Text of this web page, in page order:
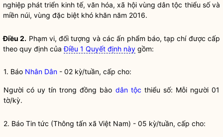
nghiệp phát triển kinh tế, văn hóa, xã hội vùng dân tộc thiểu số và
miền núi, vùng đặc biệt khó khăn năm 2016.
Điều 2. Phạm vi, đối tượng và các ấn phẩm báo, tạp chí được cấp
theo quy định củaĐiều 1 Quyết định này gồm:
1. Báo Nhân Dân - 02 kỳ/tuần, cấp cho:
Người có uy tín trong đồng bào dân tộc thiểu số: Mỗi người 01
tờ/kỳ.
2. Báo Tin tức (Thông tấn xã Việt Nam) - 05 kỳ/tuần, cấp cho: